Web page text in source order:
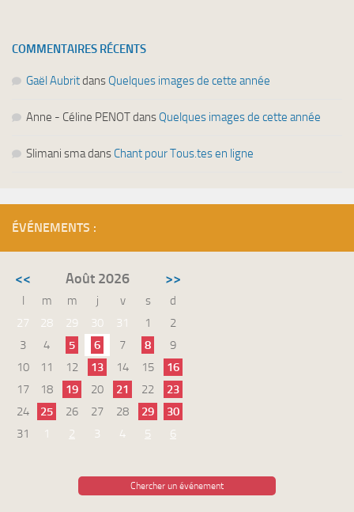
COMMENTAIRES RÉCENTS
Gaël Aubritdans Quelques images de cette année
Anne - Céline PENOTdans Quelques images de cette année
Slimani smadans Chant pour Tous.tes en ligne
ÉVÉNEMENTS :
<< Août 2026 >>
l m m j v s
d
27
28 29 30 31 1
2
3
4 5 6 7 8
9
10
11 12 13 14 15
16
17
18 19 20 21 22
23
24
25 26 27 28 29
30
31
1 2 3 4 5 6
Chercher un événement